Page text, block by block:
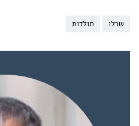
שרלו תולדות